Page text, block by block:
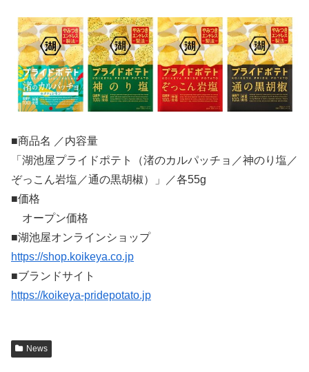
■商品名 ／内容量
「湖池屋プライドポテト（渚のカルパッチョ／神のり塩／
ぞっこん岩塩／通の黒胡椒）」／各55g
■価格
オープン価格
■湖池屋オンラインショップ
https://shop.koikeya.co.jp
■ブランドサイト
https://koikeya-pridepotato.jp
News